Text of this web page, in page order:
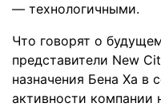
— технологичными.
Что говорят о
представители New
назначения Бена Ха в
активности компании